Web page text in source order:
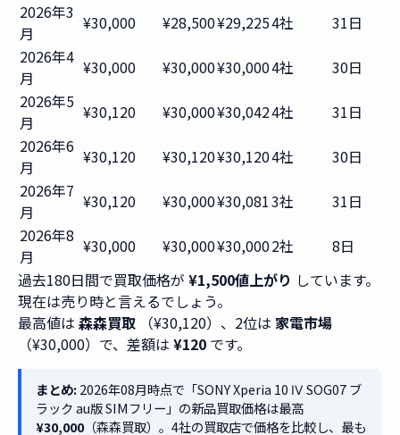
2026年3
月
¥30,000 ¥28,500¥29,2254社
31日
2026年4
月
¥30,000 ¥30,000¥30,0004社
30日
2026年5
月
¥30,120 ¥30,000¥30,0424社
31日
2026年6
月
¥30,120 ¥30,120¥30,1204社
30日
2026年7
月
¥30,120 ¥30,000¥30,0813社
31日
2026年8
月
¥30,000 ¥30,000¥30,0002社
8日
過去180日間で買取価格が ¥1,500値上がり しています。
現在は売り時と言えるでしょう。
最高値は 森森買取 （¥30,120）、2位は 家電市場
（¥30,000）で、差額は ¥120 です。
まとめ:2026年08月時点で「SONY Xperia 10 Ⅳ SOG07 ブ
ラック au版 SIMフリー」の新品買取価格は最高
¥30,000（森森買取）。4社の買取店で価格を比較し、最も